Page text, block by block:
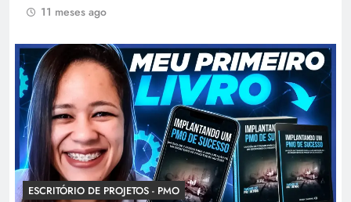
11 meses ago
ESCRITÓRIO DE PROJETOS - PMO